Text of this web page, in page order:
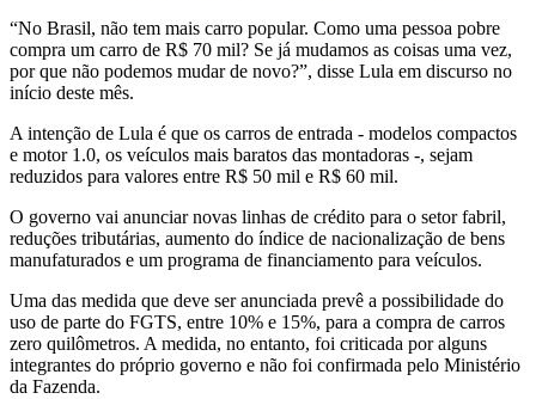
“No Brasil, não tem mais carro popular. Como uma pessoa pobre
compra um carro de R$ 70 mil? Se já mudamos as coisas uma vez,
por que não podemos mudar de novo?”, disse Lula em discurso no
início deste mês.
A intenção de Lula é que os carros de entrada - modelos compactos
e motor 1.0, os veículos mais baratos das montadoras -, sejam
reduzidos para valores entre R$ 50 mil e R$ 60 mil.
O governo vai anunciar novas linhas de crédito para o setor fabril,
reduções tributárias, aumento do índice de nacionalização de bens
manufaturados e um programa de financiamento para veículos.
Uma das medida que deve ser anunciada prevê a possibilidade do
uso de parte do FGTS, entre 10% e 15%, para a compra de carros
zero quilômetros. A medida, no entanto, foi criticada por alguns
integrantes do próprio governo e não foi confirmada pelo Ministério
da Fazenda.